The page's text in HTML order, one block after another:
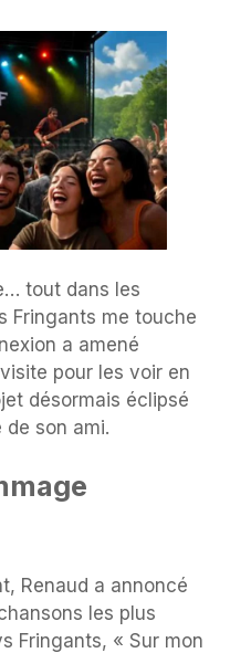
tout dans les
Fringants me touche
a amené
pour les voir en
désormais éclipsé
de son ami.
Renaud a annoncé
les plus
Fringants, « Sur mon